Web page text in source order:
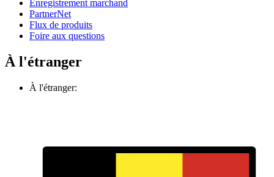
Enregistrement marchand
PartnerNet
Flux de produits
Foire aux questions
À l'étranger
À l'étranger: